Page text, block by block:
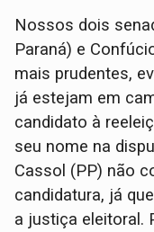
Nossos dois
Paraná) e
mais prudentes,
já estejam em
candidato à
seu nome na
Cassol (PP) não
candidatura, já
a justiça eleitoral.